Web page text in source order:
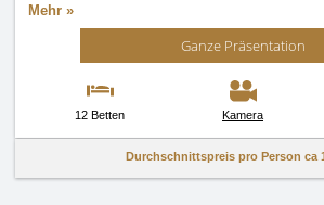
Mehr »
Ganze Präsentation
12 Betten Kamera
Durchschnittspreis pro Person ca